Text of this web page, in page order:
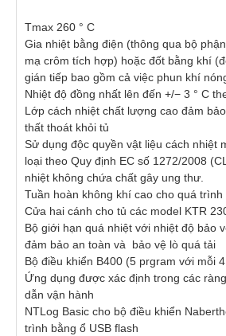
Tmax 260 ° C
Gia nhiệt bằng điện (thông qua bộ
mạ crôm tích hợp) hoặc đốt bằng khí
gián tiếp bao gồm cả việc phun khí
Nhiệt độ đồng nhất lên đến +/− 3 ° C
Lớp cách nhiệt chất lượng cao đảm
thất thoát khỏi tủ
Sử dụng độc quyền vật liệu cách nhiệt
loại theo Quy định EC số 1272/2008
nhiệt không chứa chất gây ung thư.
Tuần hoàn không khí cao cho quá trình
Cửa hai cánh cho tủ các model KTR
Bộ giới hạn quá nhiệt với nhiệt độ bảo
đảm bảo an toàn và bảo vệ lò quá tải
Bộ điều khiển B400 (5 prgram với mỗi
Ứng dụng được xác định trong các
dẫn vận hành
NTLog Basic cho bộ điều khiển
trình bằng ổ USB flash